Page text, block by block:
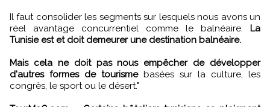
Il faut consolider les segments sur lesquels nous avons un
réel avantage concurrentiel comme le balnéaire. La
Tunisie est et doit demeurer une destination balnéaire.
Mais cela ne doit pas nous empêcher de développer
d'autres formes de tourismebasées sur la culture, les
congrès, le sport ou le désert."